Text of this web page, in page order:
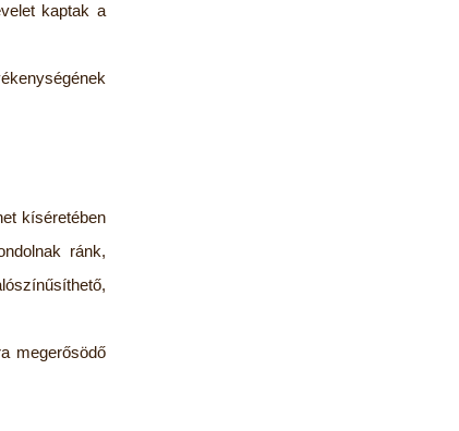
kaptak a
kíséretében
ránk,
megerősödő